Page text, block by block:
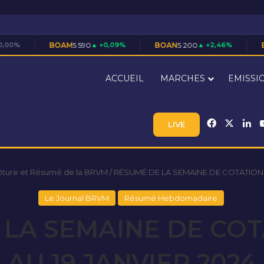
5 590 ▲ +0,09% BOAN5 200 ▲ +2,46% BOAS7 710 ▲
ACCUEIL MARCHES
LIVE Facebook
et Résumé de la BRVM / RÉSUMÉ DE LA SEMAINE DE
Le Journal BRVM Résumé Hebdomadaire